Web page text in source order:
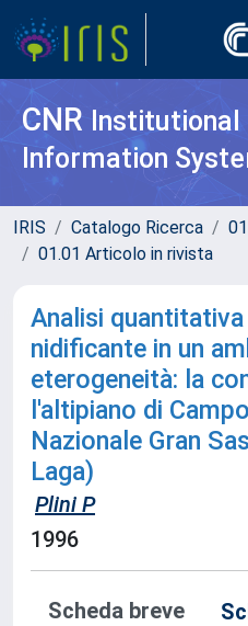
CNR Institutional
Information
IRIS Catalogo Ricerca
01.01 Articolo in rivista
Analisi
nidificante in un
eterogeneità: la
l'altipiano di
Nazionale Gran
Laga)
Plini P
1996
Scheda breve